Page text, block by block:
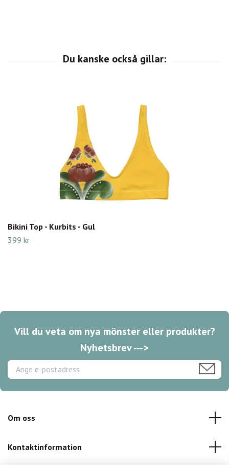
Bikini Top - Kurbits - Gul
399 kr
Vill du veta om nya mönster eller produkter?
Nyhetsbrev --->
Om oss
Kontaktinformation